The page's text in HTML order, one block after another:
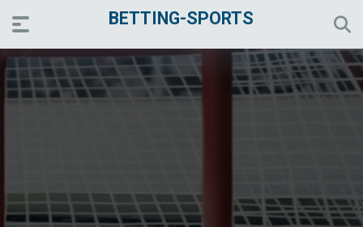
BETTING-SPORTS